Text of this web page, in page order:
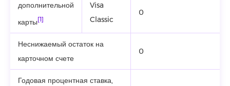
дополнительной
карты[1]
Visa
Classic
0
Неснижаемый остаток на
карточном счете
0
Годовая процентная ставка,